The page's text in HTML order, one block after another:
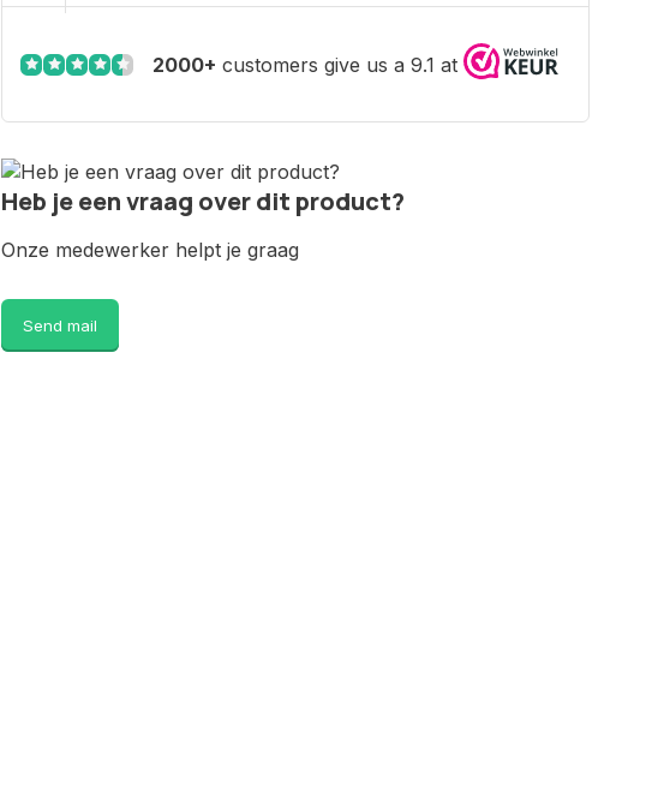
2000+ customers give us a 9.1 at
Heb je een vraag over dit product?
Onze medewerker helpt je graag
Send mail